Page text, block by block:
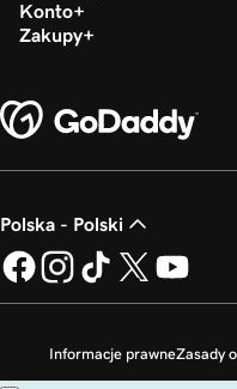
Konto
Zakupy
Polska - Polski
Informacje prawneZasady